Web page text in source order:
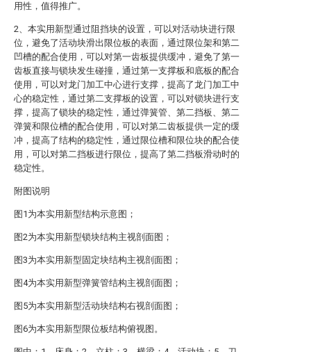
用性，值得推广。
2、本实用新型通过阻挡块的设置，可以对活动块进行限
位，避免了活动块滑出限位板的表面，通过限位架和第二
凹槽的配合使用，可以对第一齿板提供缓冲，避免了第一
齿板直接与锁块发生碰撞，通过第一支撑板和底板的配合
使用，可以对龙门加工中心进行支撑，提高了龙门加工中
心的稳定性，通过第二支撑板的设置，可以对锁块进行支
撑，提高了锁块的稳定性，通过弹簧管、第二挡板、第二
弹簧和限位槽的配合使用，可以对第二齿板提供一定的缓
冲，提高了结构的稳定性，通过限位槽和限位块的配合使
用，可以对第二挡板进行限位，提高了第二挡板滑动时的
稳定性。
附图说明
图1为本实用新型结构示意图；
图2为本实用新型锁块结构主视剖面图；
图3为本实用新型固定块结构主视剖面图；
图4为本实用新型弹簧管结构主视剖面图；
图5为本实用新型活动块结构右视剖面图；
图6为本实用新型限位板结构俯视图。